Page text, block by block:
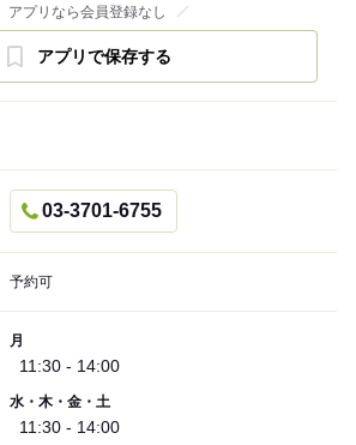
アプリなら会員登録なし
アプリで保存する
03-3701-6755
予約可
月
11:30 - 14:00
水・木・金・土
11:30 - 14:00